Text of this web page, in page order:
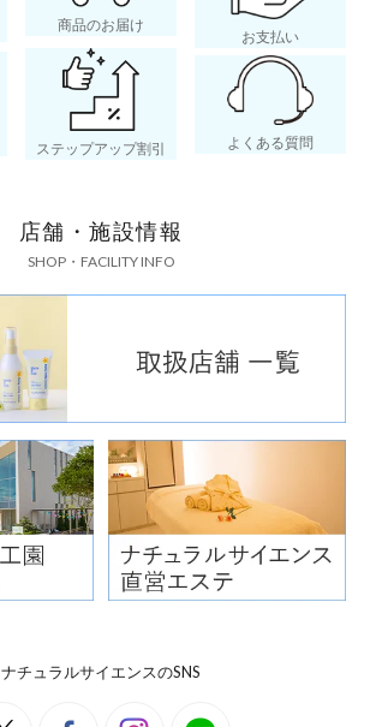
商品のお届け
お支払い
ステップアップ割引 よくある質問
店舗・施設情報
SHOP・FACILITY INFO
ナチュラルサイエンスのSNS